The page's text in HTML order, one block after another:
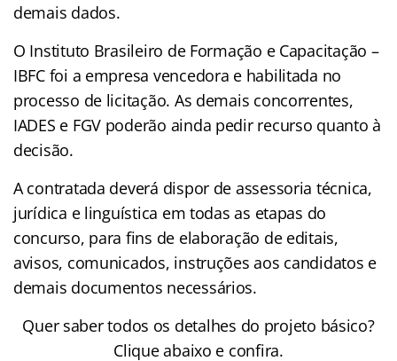
demais dados.
O Instituto Brasileiro de Formação e Capacitação –
IBFC foi a empresa vencedora e habilitada no
processo de licitação. As demais concorrentes,
IADES e FGV poderão ainda pedir recurso quanto à
decisão.
A contratada deverá dispor de assessoria técnica,
jurídica e linguística em todas as etapas do
concurso, para fins de elaboração de editais,
avisos, comunicados, instruções aos candidatos e
demais documentos necessários.
Quer saber todos os detalhes do projeto básico?
Clique abaixo e confira.